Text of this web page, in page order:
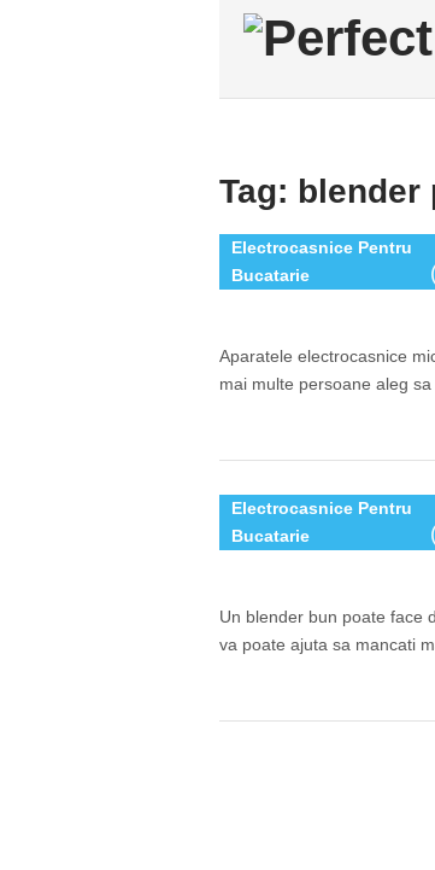
Tag: blender
Electrocasnice Pentru
Bucatarie
Aparatele electrocasnice
mai multe persoane aleg
Electrocasnice Pentru
Bucatarie
Un blender bun poate face
va poate ajuta sa mancati